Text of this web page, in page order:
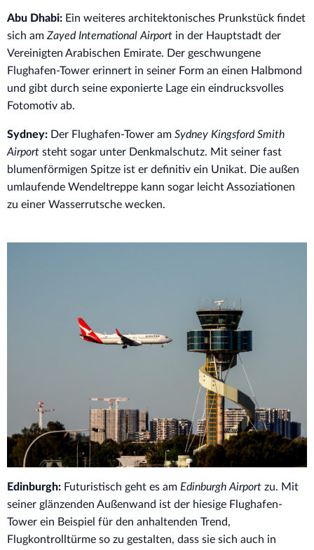
Abu Dhabi: Ein weiteres architektonisches Prunkstück findet
sich am Zayed International Airport in der Hauptstadt der
Vereinigten Arabischen Emirate. Der geschwungene
Flughafen-Tower erinnert in seiner Form an einen Halbmond
und gibt durch seine exponierte Lage ein eindrucksvolles
Fotomotiv ab.
Sydney: Der Flughafen-Tower am Sydney Kingsford Smith
Airport steht sogar unter Denkmalschutz. Mit seiner fast
blumenförmigen Spitze ist er definitiv ein Unikat. Die außen
umlaufende Wendeltreppe kann sogar leicht Assoziationen
zu einer Wasserrutsche wecken.
Edinburgh: Futuristisch geht es am Edinburgh Airport zu. Mit
seiner glänzenden Außenwand ist der hiesige Flughafen-
Tower ein Beispiel für den anhaltenden Trend,
Flugkontrolltürme so zu gestalten, dass sie sich auch in